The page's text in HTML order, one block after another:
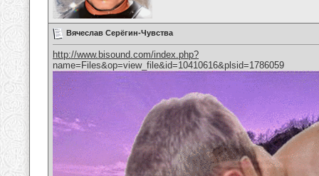
Вячеслав Серёгин-Чувства
http://www.bisound.com/index.php?
name=Files&op=view_file&id=10410616&plsid=1786059